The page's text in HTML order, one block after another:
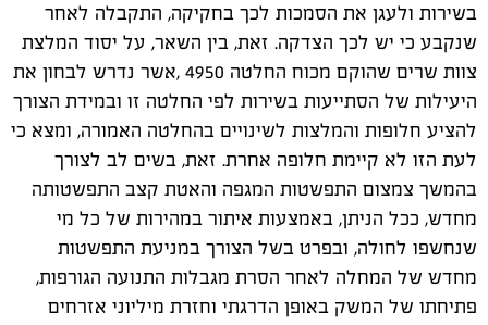
בשירות ולעגן את הסמכות לכך בחקיקה, התקבלה לאחר
שנקבע כי יש לכך הצדקה. זאת, בין השאר, על יסוד המלצת
צוות שרים שהוקם מכוח החלטה 4950 ,אשר נדרש לבחון את
היעילות של הסתייעות בשירות לפי החלטה זו ובמידת הצורך
להציע חלופות והמלצות לשינויים בהחלטה האמורה, ומצא כי
לעת הזו לא קיימת חלופה אחרת. זאת, בשים לב לצורך
בהמשך צמצום התפשטות המגפה והאטת קצב התפשטותה
מחדש, ככל הניתן, באמצעות איתור במהירות של כל מי
שנחשפו לחולה, ובפרט בשל הצורך במניעת התפשטות
מחדש של המחלה לאחר הסרת מגבלות התנועה הגורפות,
פתיחתו של המשק באופן הדרגתי וחזרת מיליוני אזרחים